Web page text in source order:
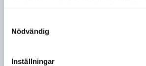
Nödvändig
Inställningar
Falun
arbetar vi för att du som kund